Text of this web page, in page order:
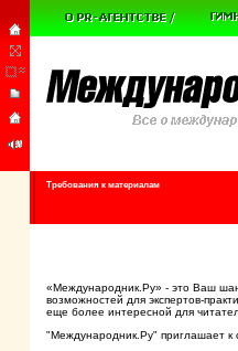
Требования к материалам
«Международник.Ру» - это Ваш
возможностей для экспертов-
еще более интересной для
"Международник.Ру" приглашает к